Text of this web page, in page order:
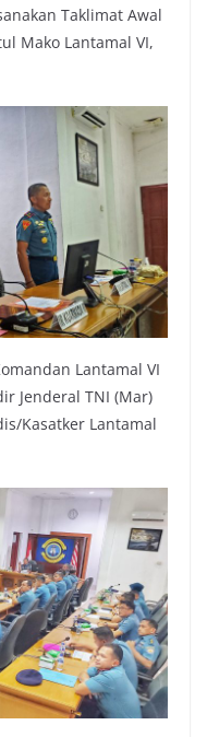
Taklimat Awal
Mako Lantamal VI,
Lantamal VI
Jenderal TNI (Mar)
Kasatker Lantamal